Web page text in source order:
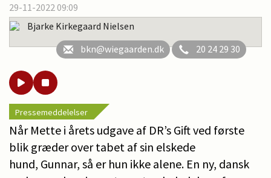
29-11-2022 09:09
Bjarke Kirkegaard Nielsen
bkn@wiegaarden.dk
20 24 29 30
Pressemeddelelser
Når Mette i årets udgave af DR’s Gift ved første
blik græder over tabet af sin elskede
hund, Gunnar, så er hun ikke alene. En ny, dansk